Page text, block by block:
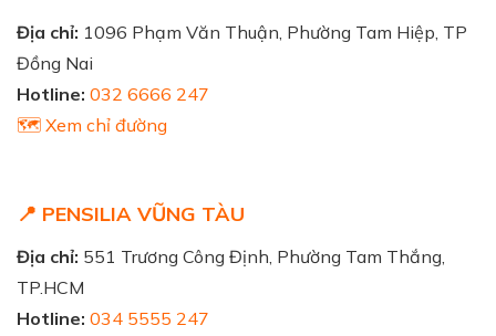
Địa chỉ: 1096 Phạm Văn Thuận, Phường Tam Hiệp, TP
Đồng Nai
Hotline: 032 6666 247
🗺️ Xem chỉ đường
📍 PENSILIA VŨNG TÀU
Địa chỉ: 551 Trương Công Định, Phường Tam Thắng,
TP.HCM
Hotline: 034 5555 247